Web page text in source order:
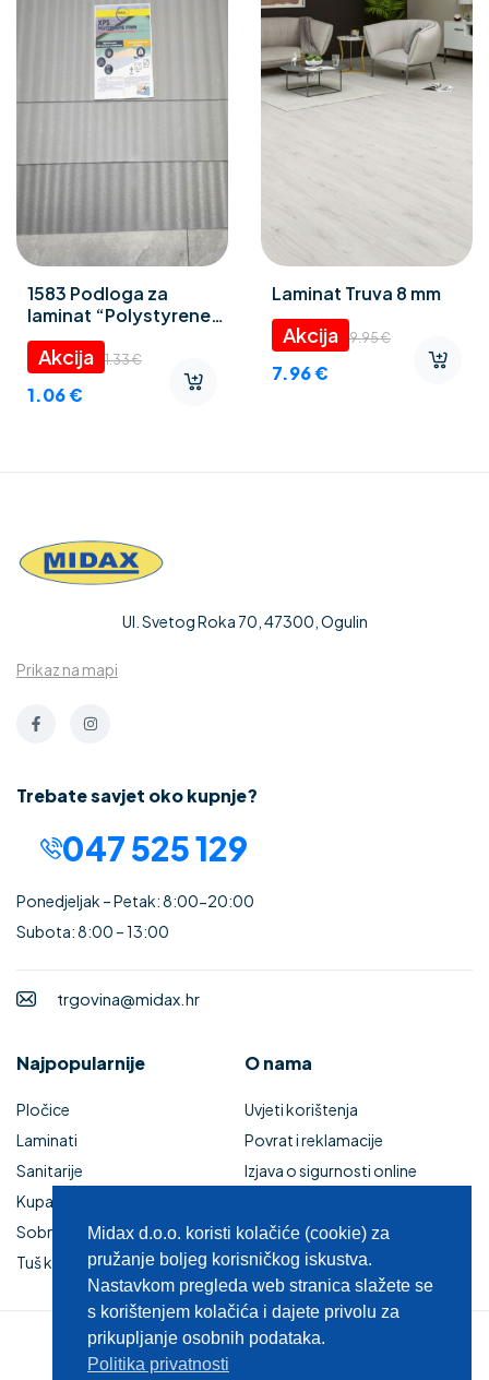
1583 Podloga za
laminat “Polystyrene
foam” 3 mm
1.33€
1.06€
Laminat Truva 8 mm
9.95€
7.96€
Ul. Svetog Roka 70, 47300, Ogulin
Prikaz na mapi
Trebate savjet oko kupnje?
047 525 129
Ponedjeljak – Petak: 8:00-20:00
Subota: 8:00 – 13:00
trgovina@midax.hr
Najpopularnije
Pločice
Laminati
Sanitarije
Kupaonski namještaj
Sobna vrata
Tuš kabine i kade
O nama
Uvjeti korištenja
Povrat i reklamacije
Izjava o sigurnosti online
Kupaonski namještaj
Zaštita privatnosti
© 2025 MIDAX d.o.o.
Midax d.o.o. koristi kolačiće (cookie) za
pružanje boljeg korisničkog iskustva.
Nastavkom pregleda web stranica slažete se
s korištenjem kolačića i dajete privolu za
prikupljanje osobnih podataka.
Politika privatnosti